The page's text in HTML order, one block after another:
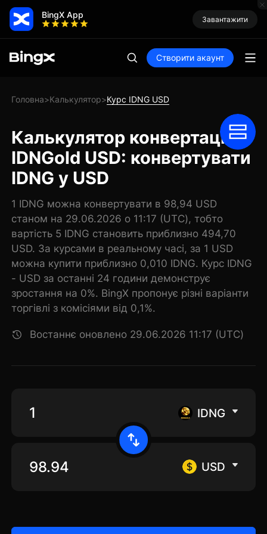
BingX App Завантажити
Створити акаунт
Головна>Калькулятор>Курс IDNG USD
Калькулятор конвертації
IDNGold USD: конвертувати
IDNG у USD
1 IDNG можна конвертувати в 98,94 USD
станом на 29.06.2026 о 11:17 (UTC), тобто
вартість 5 IDNG становить приблизно 494,70
USD. За курсами в реальному часі, за 1 USD
можна купити приблизно 0,010 IDNG. Курс IDNG
- USD за останні 24 години демонструє
зростання на 0%. BingX пропонує різні варіанти
торгівлі з комісіями від 0,1%.
Востаннє оновлено 29.06.2026 11:17 (UTC)
IDNG
USD